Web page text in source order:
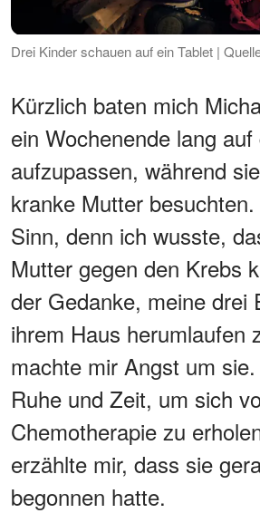
Drei Kinder schauen auf ein Tablet |
Kürzlich baten mich
ein Wochenende lang
aufzupassen, während
kranke Mutter
Sinn, denn ich wusste,
Mutter gegen den Krebs
der Gedanke, meine drei
ihrem Haus herumlaufen
machte mir Angst um
Ruhe und Zeit, um sich
Chemotherapie zu
erzählte mir, dass sie
begonnen hatte.